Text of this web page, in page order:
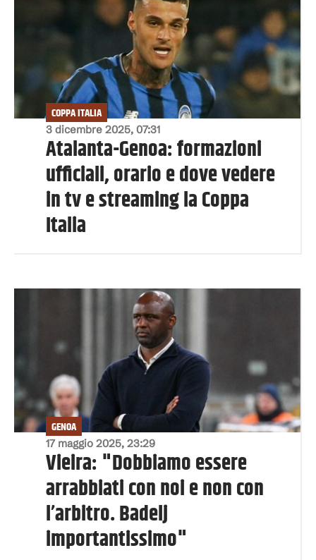
3 dicembre 2025, 07:31
COPPA ITALIA
Atalanta-Genoa: formazioni
ufficiali, orario e dove vedere
in tv e streaming la Coppa
Italia
17 maggio 2025, 23:29
GENOA
Vieira: "Dobbiamo essere
arrabbiati con noi e non con
l’arbitro. Badelj
importantissimo"